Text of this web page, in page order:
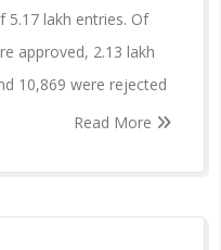
lakh entries. Of
approved, 2.13 lakh
10,869 were rejected
Read More